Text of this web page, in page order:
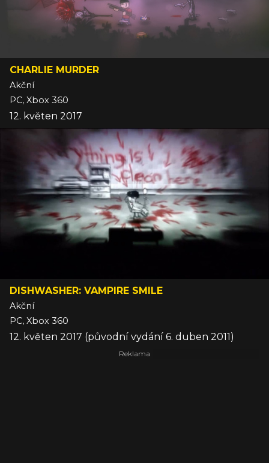
CHARLIE MURDER
Akční
PC, Xbox 360
12. květen 2017
DISHWASHER: VAMPIRE SMILE
Akční
PC, Xbox 360
12. květen 2017 (původní vydání 6. duben 2011)